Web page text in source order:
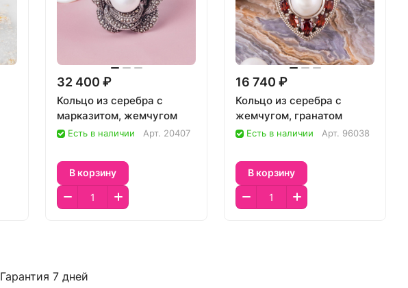
32 400 ₽
Кольцо из серебра с
марказитом, жемчугом
Есть в наличии Арт. 20407
В корзину
16 740 ₽
Кольцо из серебра с
жемчугом, гранатом
Есть в наличии Арт. 96038
В корзину
Гарантия 7 дней